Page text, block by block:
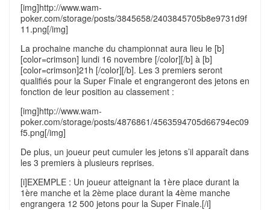
[img]http://www.wam-
poker.com/storage/posts/3845658/2403845705b8e9731d9f
11.png[/img]
La prochaine manche du championnat aura lieu le [b]
[color=crimson] lundi 16 novembre [/color][/b] à [b]
[color=crimson]21h [/color][/b]. Les 3 premiers seront
qualifiés pour la Super Finale et engrangeront des jetons en
fonction de leur position au classement :
[img]http://www.wam-
poker.com/storage/posts/4876861/4563594705d66794ec09
f5.png[/img]
De plus, un joueur peut cumuler les jetons s’il apparaît dans
les 3 premiers à plusieurs reprises.
[i]EXEMPLE : Un joueur atteignant la 1ère place durant la
1ère manche et la 2ème place durant la 4ème manche
engrangera 12 500 jetons pour la Super Finale.[/i]